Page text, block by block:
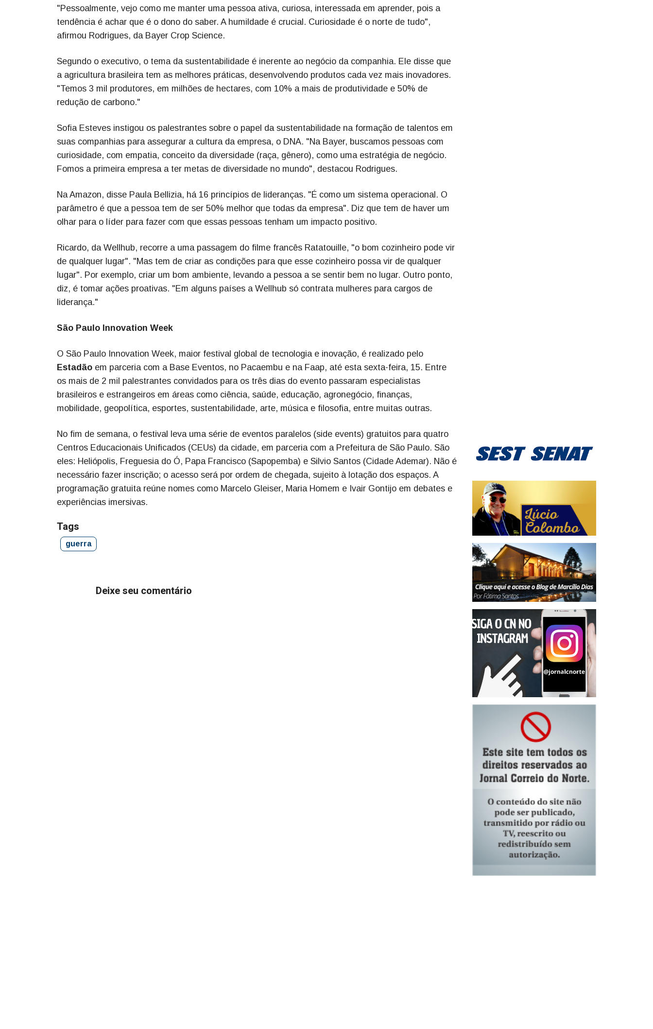
"Pessoalmente, vejo como me manter uma pessoa ativa, curiosa, interessada em aprender, pois a
tendência é achar que é o dono do saber. A humildade é crucial. Curiosidade é o norte de tudo",
afirmou Rodrigues, da Bayer Crop Science.
Segundo o executivo, o tema da sustentabilidade é inerente ao negócio da companhia. Ele disse que
a agricultura brasileira tem as melhores práticas, desenvolvendo produtos cada vez mais inovadores.
"Temos 3 mil produtores, em milhões de hectares, com 10% a mais de produtividade e 50% de
redução de carbono."
Sofia Esteves instigou os palestrantes sobre o papel da sustentabilidade na formação de talentos em
suas companhias para assegurar a cultura da empresa, o DNA. "Na Bayer, buscamos pessoas com
curiosidade, com empatia, conceito da diversidade (raça, gênero), como uma estratégia de negócio.
Fomos a primeira empresa a ter metas de diversidade no mundo", destacou Rodrigues.
Na Amazon, disse Paula Bellizia, há 16 princípios de lideranças. "É como um sistema operacional. O
parâmetro é que a pessoa tem de ser 50% melhor que todas da empresa". Diz que tem de haver um
olhar para o líder para fazer com que essas pessoas tenham um impacto positivo.
Ricardo, da Wellhub, recorre a uma passagem do filme francês Ratatouille, "o bom cozinheiro pode vir
de qualquer lugar". "Mas tem de criar as condições para que esse cozinheiro possa vir de qualquer
lugar". Por exemplo, criar um bom ambiente, levando a pessoa a se sentir bem no lugar. Outro ponto,
diz, é tomar ações proativas. "Em alguns países a Wellhub só contrata mulheres para cargos de
liderança."
São Paulo Innovation Week
O São Paulo Innovation Week, maior festival global de tecnologia e inovação, é realizado pelo
Estadão em parceria com a Base Eventos, no Pacaembu e na Faap, até esta sexta-feira, 15. Entre
os mais de 2 mil palestrantes convidados para os três dias do evento passaram especialistas
brasileiros e estrangeiros em áreas como ciência, saúde, educação, agronegócio, finanças,
mobilidade, geopolítica, esportes, sustentabilidade, arte, música e filosofia, entre muitas outras.
No fim de semana, o festival leva uma série de eventos paralelos (side events) gratuitos para quatro
Centros Educacionais Unificados (CEUs) da cidade, em parceria com a Prefeitura de São Paulo. São
eles: Heliópolis, Freguesia do Ó, Papa Francisco (Sapopemba) e Silvio Santos (Cidade Ademar). Não é
necessário fazer inscrição; o acesso será por ordem de chegada, sujeito à lotação dos espaços. A
programação gratuita reúne nomes como Marcelo Gleiser, Maria Homem e Ivair Gontijo em debates e
experiências imersivas.
Tags
guerra
Deixe seu comentário